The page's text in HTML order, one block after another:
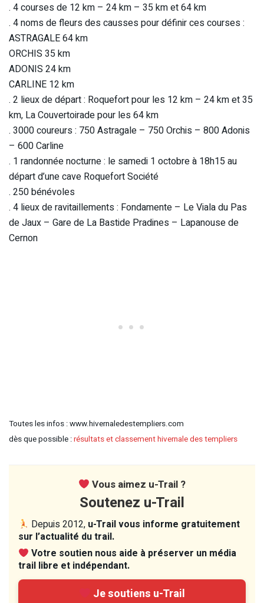
. 4 courses de 12 km – 24 km – 35 km et 64 km
. 4 noms de fleurs des causses pour définir ces courses :
ASTRAGALE 64 km
ORCHIS 35 km
ADONIS 24 km
CARLINE 12 km
. 2 lieux de départ : Roquefort pour les 12 km – 24 km et 35
km, La Couvertoirade pour les 64 km
. 3000 coureurs : 750 Astragale – 750 Orchis – 800 Adonis
– 600 Carline
. 1 randonnée nocturne : le samedi 1 octobre à 18h15 au
départ d’une cave Roquefort Société
. 250 bénévoles
. 4 lieux de ravitaillements : Fondamente – Le Viala du Pas
de Jaux – Gare de La Bastide Pradines – Lapanouse de
Cernon
Toutes les infos : www.hivernaledestempliers.com
dès que possible :résultats et classement hivernale des templiers
Vous aimez u-Trail ?
Soutenez u-Trail
Depuis 2012, u-Trail vous informe gratuitement
sur l’actualité du trail.
Votre soutien nous aide à préserver un média
trail libre et indépendant.
Je soutiens u-Trail